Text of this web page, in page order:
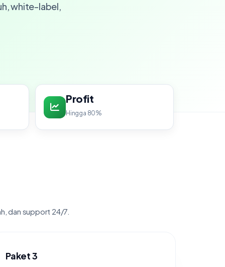
white-label,
Profit
Hingga 80%
dan support 24/7.
Paket 3